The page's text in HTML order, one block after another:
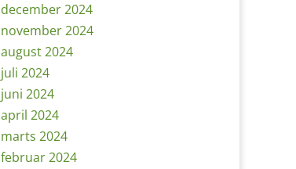
december 2024
november 2024
august 2024
juli 2024
juni 2024
april 2024
marts 2024
februar 2024